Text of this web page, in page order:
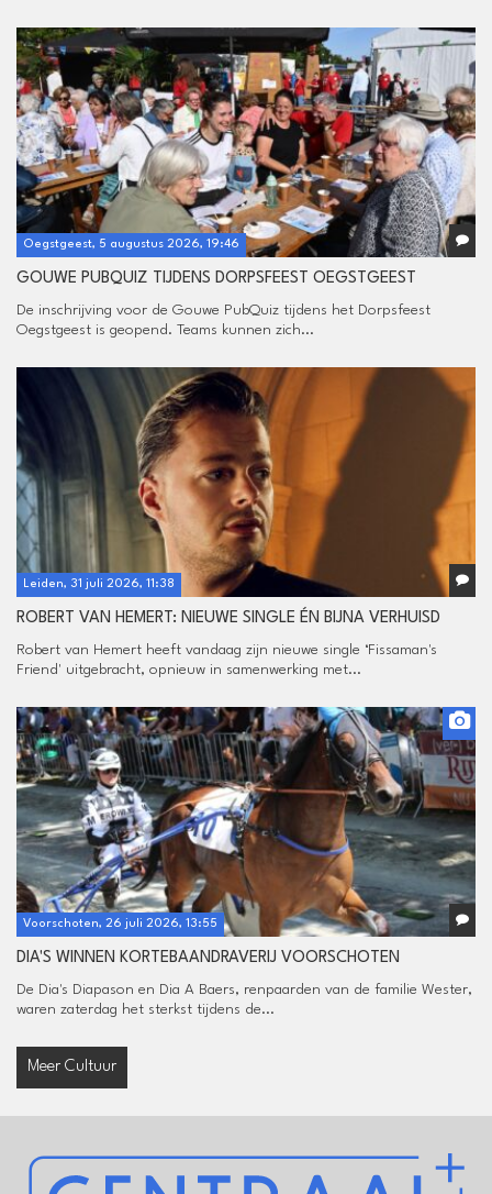
Oegstgeest, 5 augustus 2026, 19:46
GOUWE PUBQUIZ TIJDENS DORPSFEEST OEGSTGEEST
De inschrijving voor de Gouwe PubQuiz tijdens het Dorpsfeest
Oegstgeest is geopend. Teams kunnen zich...
Leiden, 31 juli 2026, 11:38
ROBERT VAN HEMERT: NIEUWE SINGLE ÉN BIJNA VERHUISD
Robert van Hemert heeft vandaag zijn nieuwe single ‘Fissaman's
Friend' uitgebracht, opnieuw in samenwerking met...
Voorschoten, 26 juli 2026, 13:55
DIA'S WINNEN KORTEBAANDRAVERIJ VOORSCHOTEN
De Dia's Diapason en Dia A Baers, renpaarden van de familie Wester,
waren zaterdag het sterkst tijdens de...
Meer Cultuur